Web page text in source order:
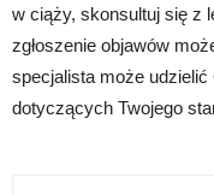
w ciąży, skonsultuj się z
zgłoszenie objawów
specjalista może udzielić
dotyczących Twojego